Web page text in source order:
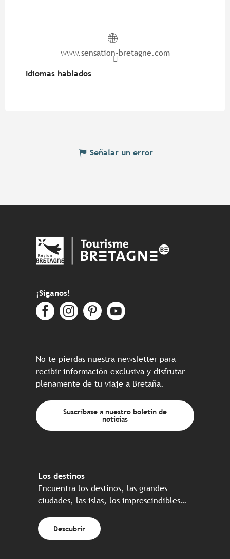
www.sensation-bretagne.com
Idiomas hablados
Idiomas hablados
Señalar un error
¡Síganos!
No te pierdas nuestra newsletter para
recibir información exclusiva y disfrutar
plenamente de tu viaje a Bretaña.
Suscríbase a nuestro boletín de
noticias
Los destinos
Encuentra los destinos, las grandes
ciudades, las islas, los imprescindibles…
Descubrir